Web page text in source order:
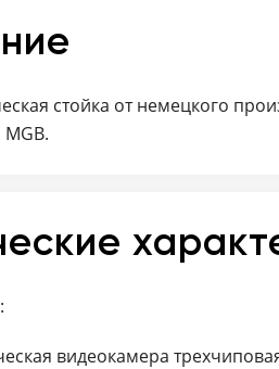
стойка от немецкого
видеокамера